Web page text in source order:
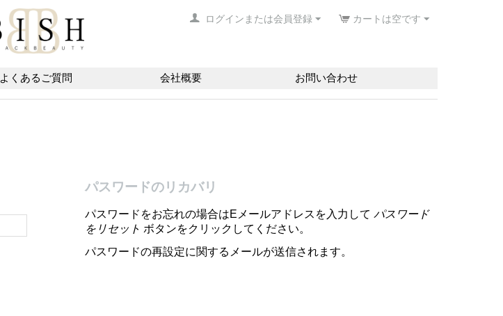
カートは空です
ログインまたは会員登録
よくあるご質問 会社概要 お問い合わせ
パスワードのリカバリ
パスワードをお忘れの場合はEメールアドレスを入力して パスワード
をリセット ボタンをクリックしてください。
パスワードの再設定に関するメールが送信されます。